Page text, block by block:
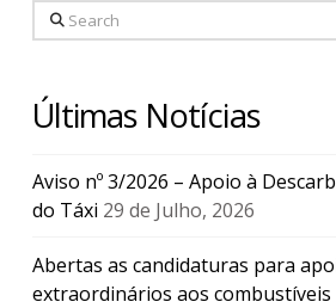
Search
Últimas Notícias
Aviso nº 3/2026 – Apoio à
do Táxi 29 de Julho, 2026
Abertas as candidaturas para
extraordinários aos combustíveis